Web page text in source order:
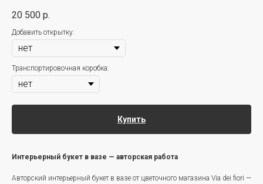
20 500 р.
Добавить открытку:
Транспортировочная коробка:
Купить
Интерьерный букет в вазе — авторская работа
Авторский интерьерный букет в вазе от цветочного магазина Via dei fiori —